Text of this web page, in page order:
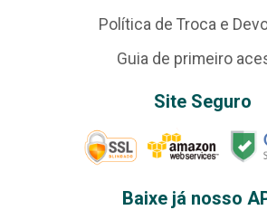
Política de Troca e
Guia de primeiro
Site Seguro
Baixe já nosso